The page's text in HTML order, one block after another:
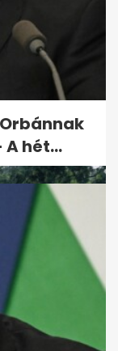
Volán-
38
hét...